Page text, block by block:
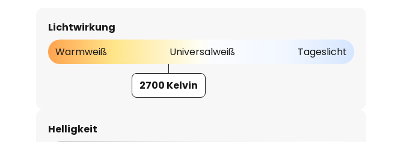
Lichtwirkung
Warmweiß
Universalweiß Tageslicht
2700 Kelvin
Helligkeit